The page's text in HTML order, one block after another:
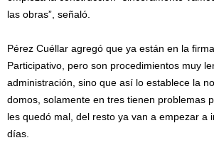
las obras”, señaló.
Pérez Cuéllar agregó que ya están en la
Participativo, pero son procedimientos muy
administración, sino que así lo establece la
domos, solamente en tres tienen problemas
les quedó mal, del resto ya van a empezar a
días.